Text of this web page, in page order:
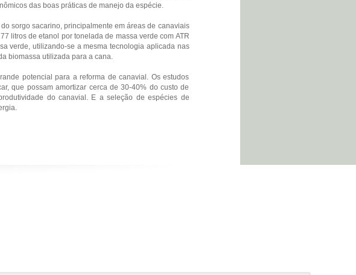
das boas práticas de manejo da espécie.
sorgo sacarino, principalmente em áreas de canaviais
litros de etanol por tonelada de massa verde com ATR
verde, utilizando-se a mesma tecnologia aplicada nas
biomassa utilizada para a cana.
potencial para a reforma de canavial. Os estudos
que possam amortizar cerca de 30-40% do custo de
do canavial. E a seleção de espécies de